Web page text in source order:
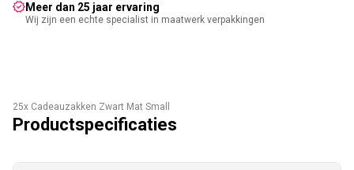
Meer dan 25 jaar ervaring
Wij zijn een echte specialist in maatwerk verpakkingen
25x Cadeauzakken Zwart Mat Small
Productspecificaties